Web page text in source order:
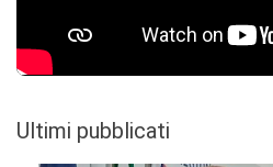
Ultimi pubblicati